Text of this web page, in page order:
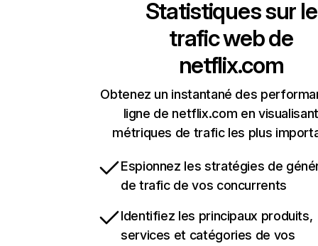
Statistiques sur le
trafic web de
netflix.com
Obtenez un instantané des
ligne de netflix.com en
métriques de trafic les plus
Espionnez les stratégies de
de trafic de vos concurrents
Identifiez les principaux produits,
services et catégories de vos